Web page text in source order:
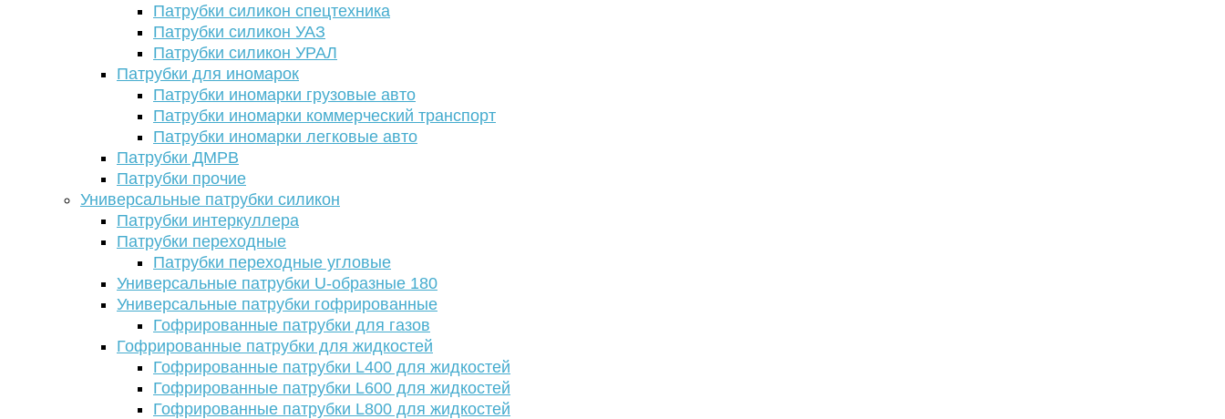
Патрубки силикон спецтехника
Патрубки силикон УАЗ
Патрубки силикон УРАЛ
Патрубки для иномарок
Патрубки иномарки грузовые авто
Патрубки иномарки коммерческий транспорт
Патрубки иномарки легковые авто
Патрубки ДМРВ
Патрубки прочие
Универсальные патрубки силикон
Патрубки интеркуллера
Патрубки переходные
Патрубки переходные угловые
Универсальные патрубки U-образные 180
Универсальные патрубки гофрированные
Гофрированные патрубки для газов
Гофрированные патрубки для жидкостей
Гофрированные патрубки L400 для жидкостей
Гофрированные патрубки L600 для жидкостей
Гофрированные патрубки L800 для жидкостей